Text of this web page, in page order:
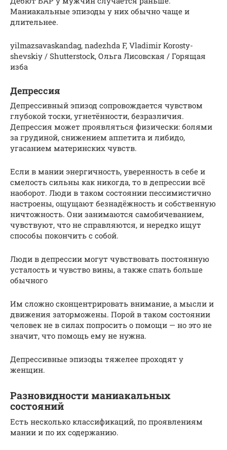
Маниакальные эпизоды у них обычно чаще и
длительнее.
yil­mazsavaskandag, nadezh­da F, Vladimir Korosty­
shevskiy / Shut­ter­stock, Ольга Лисовская / Горящая
изба
Депрессия
Депрессивный эпизод сопровождается чувством
глубокой тоски, угнетённости, безразличия.
Депрессия может проявляться физически: болями
за грудиной, снижением аппетита и либидо,
угасанием материнских чувств.
Если в мании энергичность, уверенность в себе и
смелость сильны как никогда, то в депрессии всё
наоборот. Люди в таком состоянии пессимистично
настроены, ощущают безнадёжность и собственную
ничтожность. Они занимаются самобичеванием,
чувствуют, что не справляются, и нередко ищут
способы покончить с собой.
Люди в депрессии могут чувствовать постоянную
усталость и чувство вины, а также спать больше
обычного
Им сложно сконцентрировать внимание, а мысли и
движения заторможены. Порой в таком состоянии
человек не в силах попросить о помощи — но это не
значит, что помощь ему не нужна.
Депрессивные эпизоды тяжелее проходят у
женщин.
Разновидности маниакальных
состояний
Есть несколько классификаций, по проявлениям
мании и по их содержанию.